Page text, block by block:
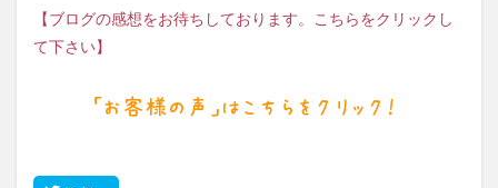
【ブログの感想をお待ちしております。こちらをクリックし
て下さい】